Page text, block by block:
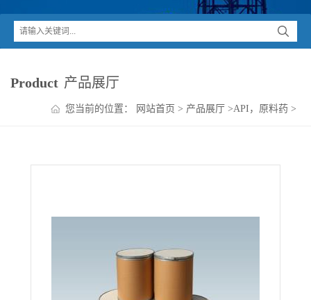
Product 产品展厅
您当前的位置： 网站首页 > 产品展厅 >API，原料药 >